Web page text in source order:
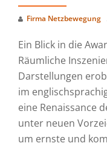
Firma Netzbewegung
Ein Blick in die
Räumliche
Darstellungen
im
eine Renaissance
unter neuen
um ernste und